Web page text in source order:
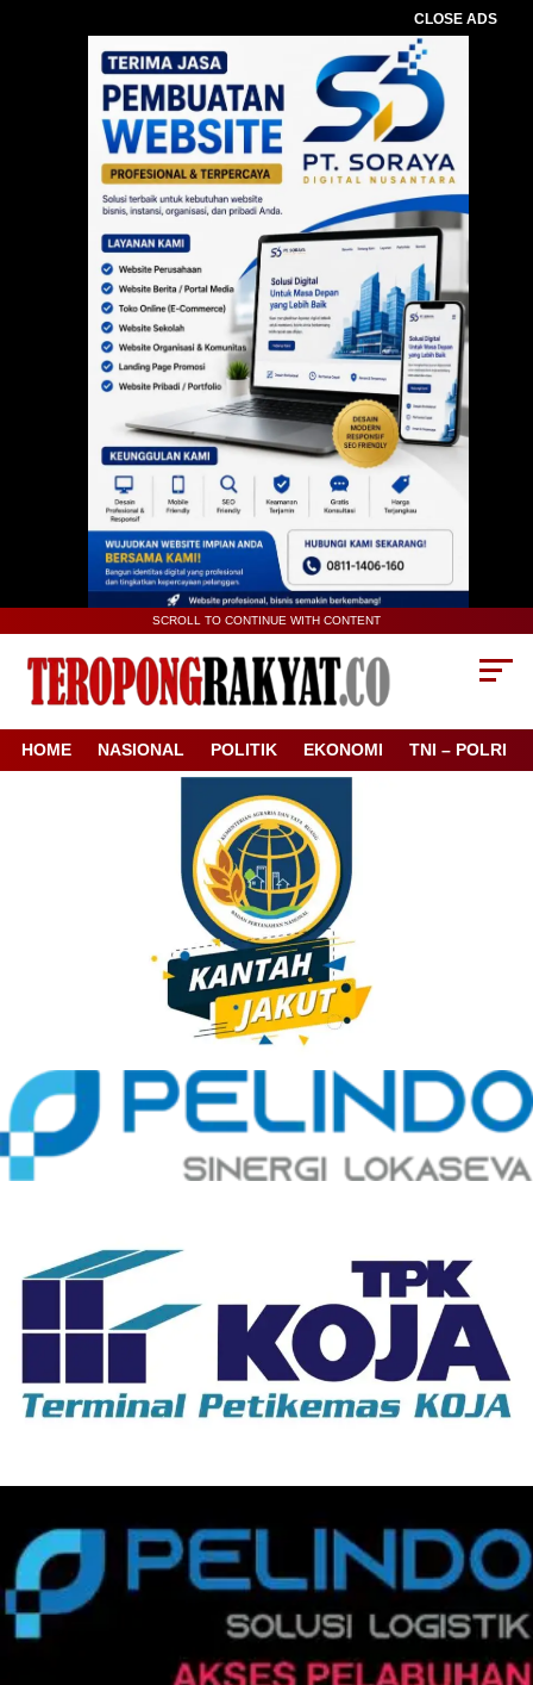
CLOSE ADS
SCROLL TO CONTINUE WITH CONTENT
HOME NASIONAL POLITIK EKONOMI TNI – POLRI